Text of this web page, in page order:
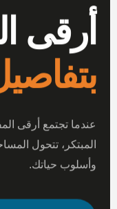
أرقى
عندما تجتمع أرقى
المبتكر، تتحول
وأسلوب حياتك.